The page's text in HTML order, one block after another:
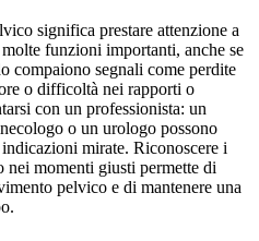
significa prestare attenzione a
funzioni importanti, anche se
compaiono segnali come perdite
o difficoltà nei rapporti o
con un professionista: un
o un urologo possono
mirate. Riconoscere i
nei momenti giusti permette di
pelvico e di mantenere una